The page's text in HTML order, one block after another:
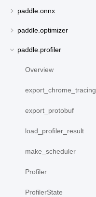
paddle.onnx
paddle.optimizer
paddle.profiler
Overview
export_chrome_tracing
export_protobuf
load_profiler_result
make_scheduler
Profiler
ProfilerState